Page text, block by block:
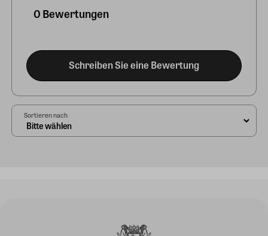
0 Bewertungen
Schreiben Sie eine Bewertung
Sortieren nach